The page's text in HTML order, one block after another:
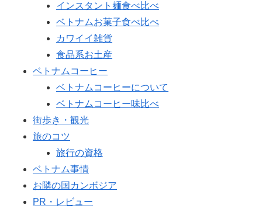
インスタント麺食べ比べ
ベトナムお菓子食べ比べ
カワイイ雑貨
食品系お土産
ベトナムコーヒー
ベトナムコーヒーについて
ベトナムコーヒー味比べ
街歩き・観光
旅のコツ
旅行の資格
ベトナム事情
お隣の国カンボジア
PR・レビュー